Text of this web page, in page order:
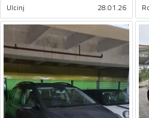
Ulcinj 28.01.26